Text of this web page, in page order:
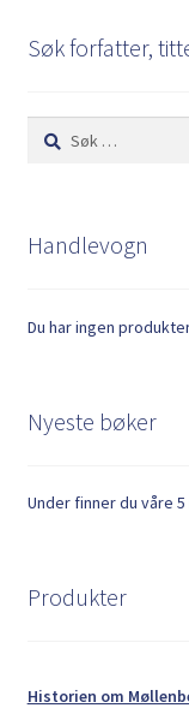
Søk forfatter,
Søk
etter:
Handlevogn
Du har ingen
Nyeste bøker
Under finner du våre
Produkter
Historien om